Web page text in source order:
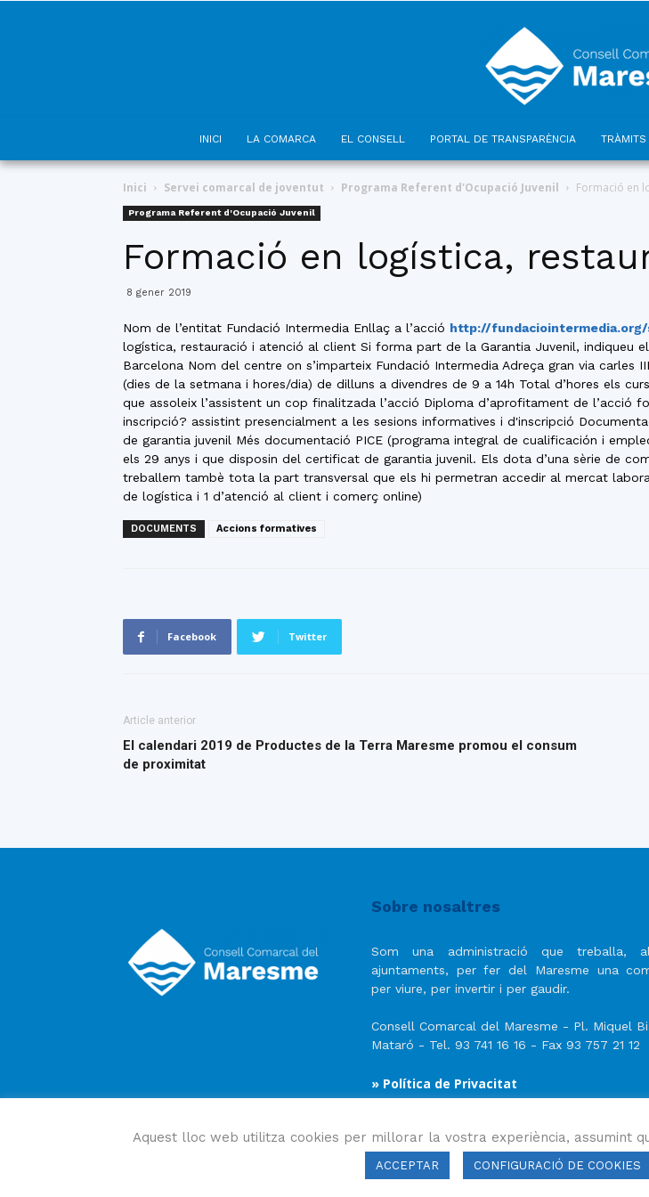
del
INICI LA COMARCA EL CONSELL PORTAL DE TRANSPARÈNCIA TRÀMITS
Inici Servei comarcal de joventut Programa Referent d'Ocupació Juvenil Formació en
Programa Referent d'Ocupació Juvenil
Formació en logística,
8 gener 2019
Nom de l’entitat Fundació Intermedia Enllaç a l’acció http://
logística, restauració i atenció al client Si forma part de la Garantia Juvenil, indiqueu
Barcelona Nom del centre on s’imparteix Fundació Intermedia Adreça gran via carles
(dies de la setmana i hores/dia) de dilluns a divendres de 9 a 14h Total d’hores els
que assoleix l’assistent un cop finalitzada l’acció Diploma d’aprofitament de l’acció
inscripció? assistint presencialment a les sesions informatives i d'inscripció
de garantia juvenil Més documentació PICE (programa integral de cualificación i
els 29 anys i que disposin del certificat de garantia juvenil. Els dota d’una sèrie de
treballem tambè tota la part transversal que els hi permetran accedir al mercat
de logística i 1 d’atenció al client i comerç online)
DOCUMENTS Accions formatives
Facebook Twitter
Article anterior
El calendari 2019 de Productes de la Terra Maresme promou el consum
de proximitat
Sobre nosaltres
Som una administració que treballa,
ajuntaments, per fer del Maresme una
per viure, per invertir i per gaudir.
Consell Comarcal del Maresme - Pl. Miquel
Mataró - Tel. 93 741 16 16 - Fax 93 757 21 12
» Política de Privacitat
Aquest lloc web utilitza cookies per millorar la vostra experiència, assumint
ACCEPTAR CONFIGURACIÓ DE COOKIES